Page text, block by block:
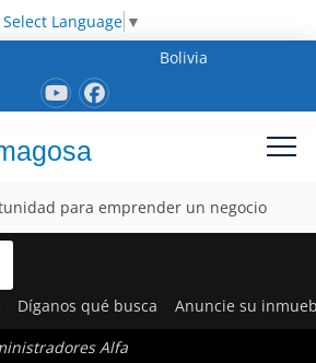
Select Language ▼
Bolivia
para emprender un negocio
Díganos qué busca Anuncie su
Alfa